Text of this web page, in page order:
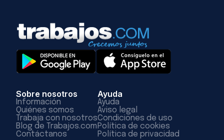
Sobre nosotros
Información
Quiénes somos
Trabaja con nosotros
Blog de Trabajos.com
Contáctanos
Ayuda
Ayuda
Aviso legal
Condiciones de uso
Política de cookies
Política de privacidad